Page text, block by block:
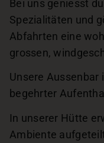
Bei uns geniesst
Spezialitäten und
Abfahrten eine
grossen,
Unsere Aussenbar
begehrter
In unserer Hütte
Ambiente